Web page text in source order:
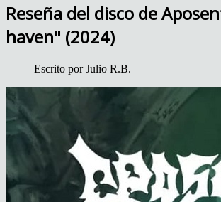
Reseña del disco de
haven" (2024)
Escrito porJulio R.B.